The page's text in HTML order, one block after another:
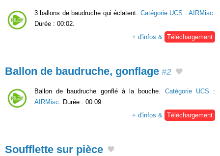
3 ballons de baudruche qui éclatent. Catégorie UCS :AIRMisc
Durée : 00:02.
+ d'infos &
Téléchargement
Ballon de baudruche, gonflage #2
Ballon de baudruche gonflé à la bouche. Catégorie UCS :
AIRMisc . Durée : 00:09.
+ d'infos &
Téléchargement
Soufflette sur pièce